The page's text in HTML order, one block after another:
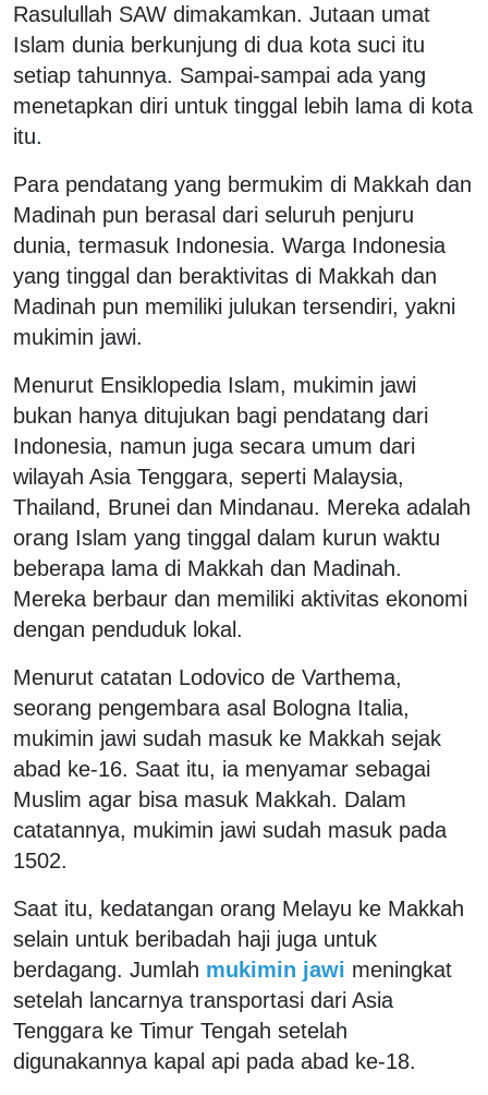
Rasulullah SAW dimakamkan. Jutaan umat
Islam dunia berkunjung di dua kota suci itu
setiap tahunnya. Sampai-sampai ada yang
menetapkan diri untuk tinggal lebih lama di kota
itu.
Para pendatang yang bermukim di Makkah dan
Madinah pun berasal dari seluruh penjuru
dunia, termasuk Indonesia. Warga Indonesia
yang tinggal dan beraktivitas di Makkah dan
Madinah pun memiliki julukan tersendiri, yakni
mukimin jawi.
Menurut Ensiklopedia Islam, mukimin jawi
bukan hanya ditujukan bagi pendatang dari
Indonesia, namun juga secara umum dari
wilayah Asia Tenggara, seperti Malaysia,
Thailand, Brunei dan Mindanau. Mereka adalah
orang Islam yang tinggal dalam kurun waktu
beberapa lama di Makkah dan Madinah.
Mereka berbaur dan memiliki aktivitas ekonomi
dengan penduduk lokal.
Menurut catatan Lodovico de Varthema,
seorang pengembara asal Bologna Italia,
mukimin jawi sudah masuk ke Makkah sejak
abad ke-16. Saat itu, ia menyamar sebagai
Muslim agar bisa masuk Makkah. Dalam
catatannya, mukimin jawi sudah masuk pada
1502.
Saat itu, kedatangan orang Melayu ke Makkah
selain untuk beribadah haji juga untuk
berdagang. Jumlah mukimin jawi meningkat
setelah lancarnya transportasi dari Asia
Tenggara ke Timur Tengah setelah
digunakannya kapal api pada abad ke-18.